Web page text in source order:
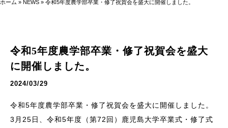
ホーム » NEWS » 令和5年度農学部卒業・修了祝賀会を盛大に開催しました。
令和5年度農学部卒業・修了祝賀会を盛大
に開催しました。
2024/03/29
令和5年度農学部卒業・修了祝賀会を盛大に開催しました。
3月25日、令和5年度（第72回）鹿児島大学卒業式・修了式